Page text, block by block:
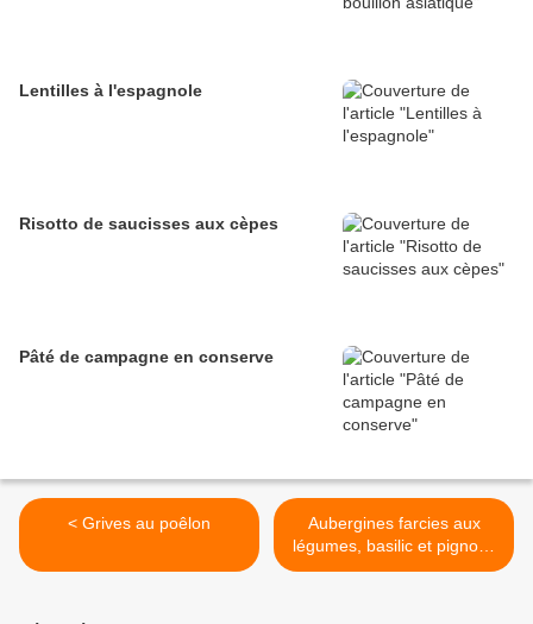
Lentilles à l'espagnole
Risotto de saucisses aux cèpes
Pâté de campagne en conserve
< Grives au poêlon
Aubergines farcies aux
légumes, basilic et pignons
>